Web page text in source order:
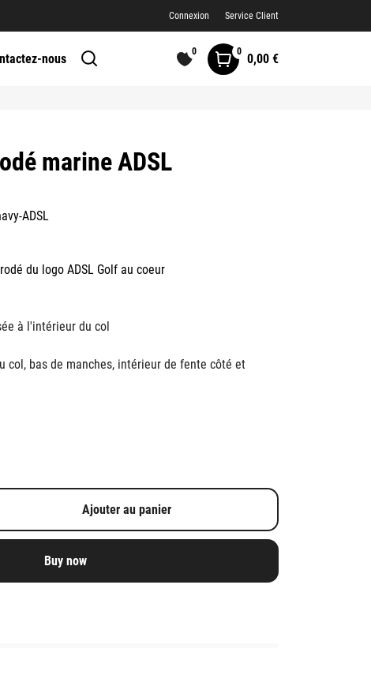
Connexion Service Client
nous 0 0 0,00 €
marine ADSL
ADSL
du logo ADSL Golf au coeur
à l'intérieur du col
col, bas de manches, intérieur de fente côté et
Ajouter au panier
Buy now